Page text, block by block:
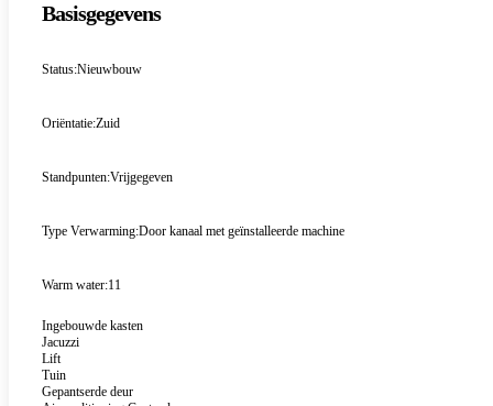
Basisgegevens
Status:Nieuwbouw
Oriëntatie:Zuid
Standpunten:Vrijgegeven
Type Verwarming:Door kanaal met geïnstalleerde machine
Warm water:11
Ingebouwde kasten
Jacuzzi
Lift
Tuin
Gepantserde deur